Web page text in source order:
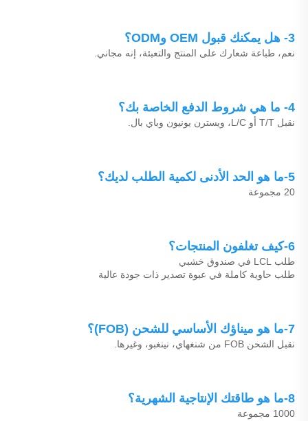
3- هل يمكنك قبول OEM وODM؟
نعم، طباعة شعارك على المنتج والتعبئة، إنه مجاني.
4- ما هي شروط الدفع الخاصة بك؟
نقبل T/T أو L/C، ويسترن يونيون وباي بال.
5-ما هو الحد الأدنى لكمية الطلب لديك؟
20 مجموعة
6-كيف تغلفون المنتجات؟
طلب LCL في صندوق خشبي
طلب حاوية كاملة في عبوة تصدير ذات جودة عالية
7-ما هو ميناؤك الأساسي للشحن (FOB)؟
نقبل الشحن FOB من شنغهاي، نينغبو، وغيرها.
8-ما هو طاقتك الإنتاجية الشهرية؟
1000 مجموعة